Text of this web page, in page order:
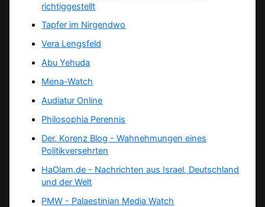
richtiggestellt
Tapfer im Nirgendwo
Vera Lengsfeld
Abu Yehuda
Mena-Watch
Audiatur Online
Philosophia Perennis
Der. Korenz Blog - Wahnehmungen eines
Politikversehrten
HaOlam.de - Nachrichten aus Israel, Deutschland
und der Welt
PMW - Palaestinian Media Watch